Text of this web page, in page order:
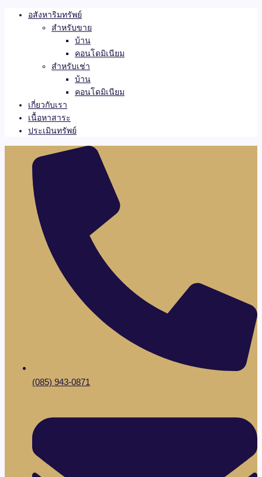
อสังหาริมทรัพย์
สำหรับขาย
บ้าน
คอนโดมิเนียม
สำหรับเช่า
บ้าน
คอนโดมิเนียม
เกี่ยวกับเรา
เนื้อหาสาระ
ประเมินทรัพย์
(085) 943-0871